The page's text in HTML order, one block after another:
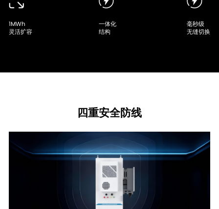
1MWh
灵活扩容
一体化
结构
毫秒级
无缝切换
四重安全防线